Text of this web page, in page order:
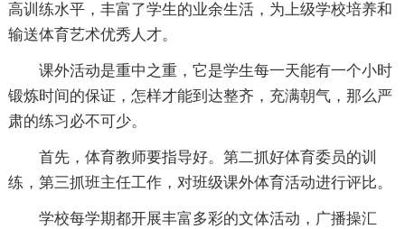
高训练水平，丰富了学生的业余生活，为上级学校培养和
输送体育艺术优秀人才。
课外活动是重中之重，它是学生每一天能有一个小时
锻炼时间的保证，怎样才能到达整齐，充满朝气，那么严
肃的练习必不可少。
首先，体育教师要指导好。第二抓好体育委员的训
练，第三抓班主任工作，对班级课外体育活动进行评比。
学校每学期都开展丰富多彩的文体活动，广播操汇